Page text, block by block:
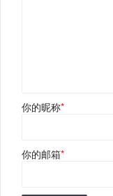
你的昵称*
你的邮箱*